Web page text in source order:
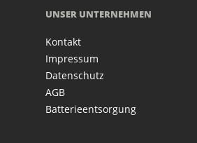
UNSER UNTERNEHMEN
Kontakt
Impressum
Datenschutz
AGB
Batterieentsorgung